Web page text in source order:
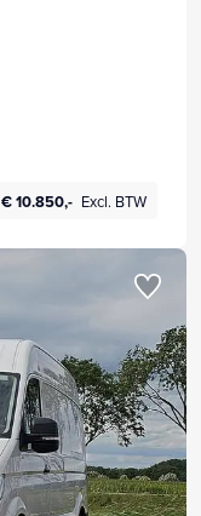
€ 10.850,- Excl. BTW